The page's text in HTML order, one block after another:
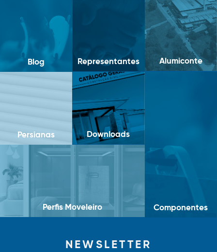
Alumiconte
Blog Representantes
Componentes
Persianas Downloads
Perfis Moveleiro
NEWSLETTER